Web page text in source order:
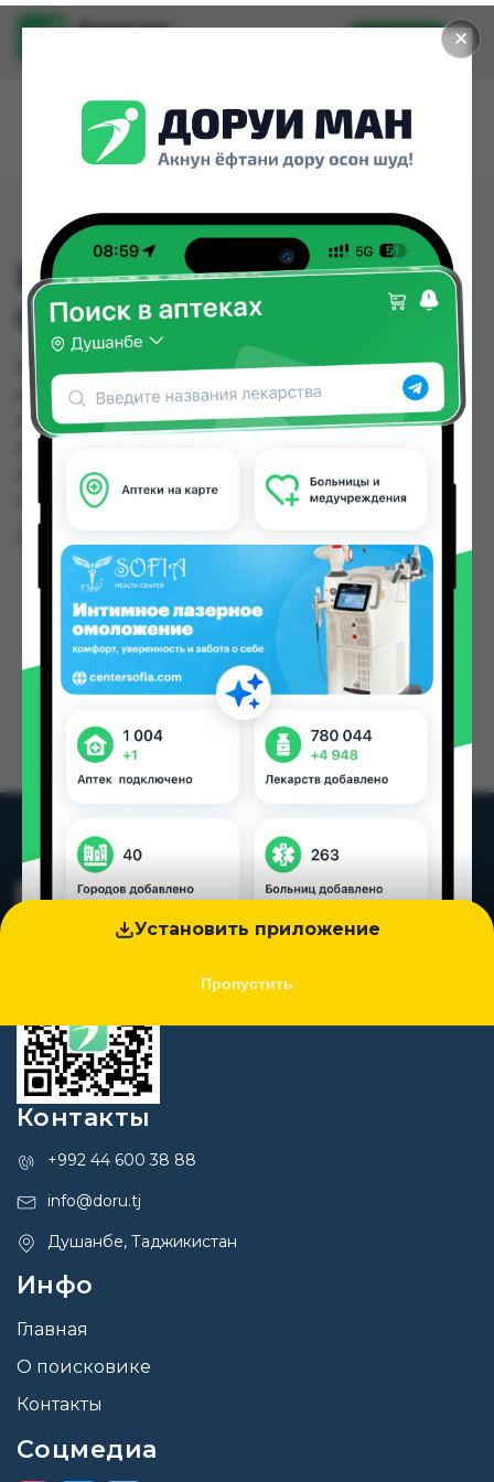
✕
Установить приложение
Пропустить
Доруи ман
Установить
ВИТАКАЛИС ПЛЮС
СИРОП 240МЛ
ВИТАКАЛИС ПЛЮС СИРОП 240МЛ можно
купить или заказать в аптеках, Абубакри Карим,
Авиценна, АЗИЗ ВАКО , Алишер-К, Аптека + 24/7,
40.00 TJS до 49.28 TJS в Душанбе и других
городах Таджикистана
Контакты
+992 44 600 38 88
info@doru.tj
Душанбе, Таджикистан
Инфо
Главная
О поисковике
Контакты
Соцмедиа